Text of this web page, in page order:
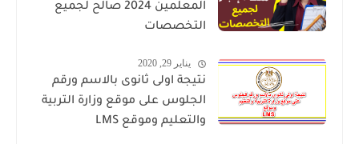
المعلمين 2024 صالح لجميع
التخصصات
يناير 29, 2020
نتيجة اولى ثانوى بالاسم ورقم
الجلوس على موقع وزارة التربية
والتعليم وموقع LMS